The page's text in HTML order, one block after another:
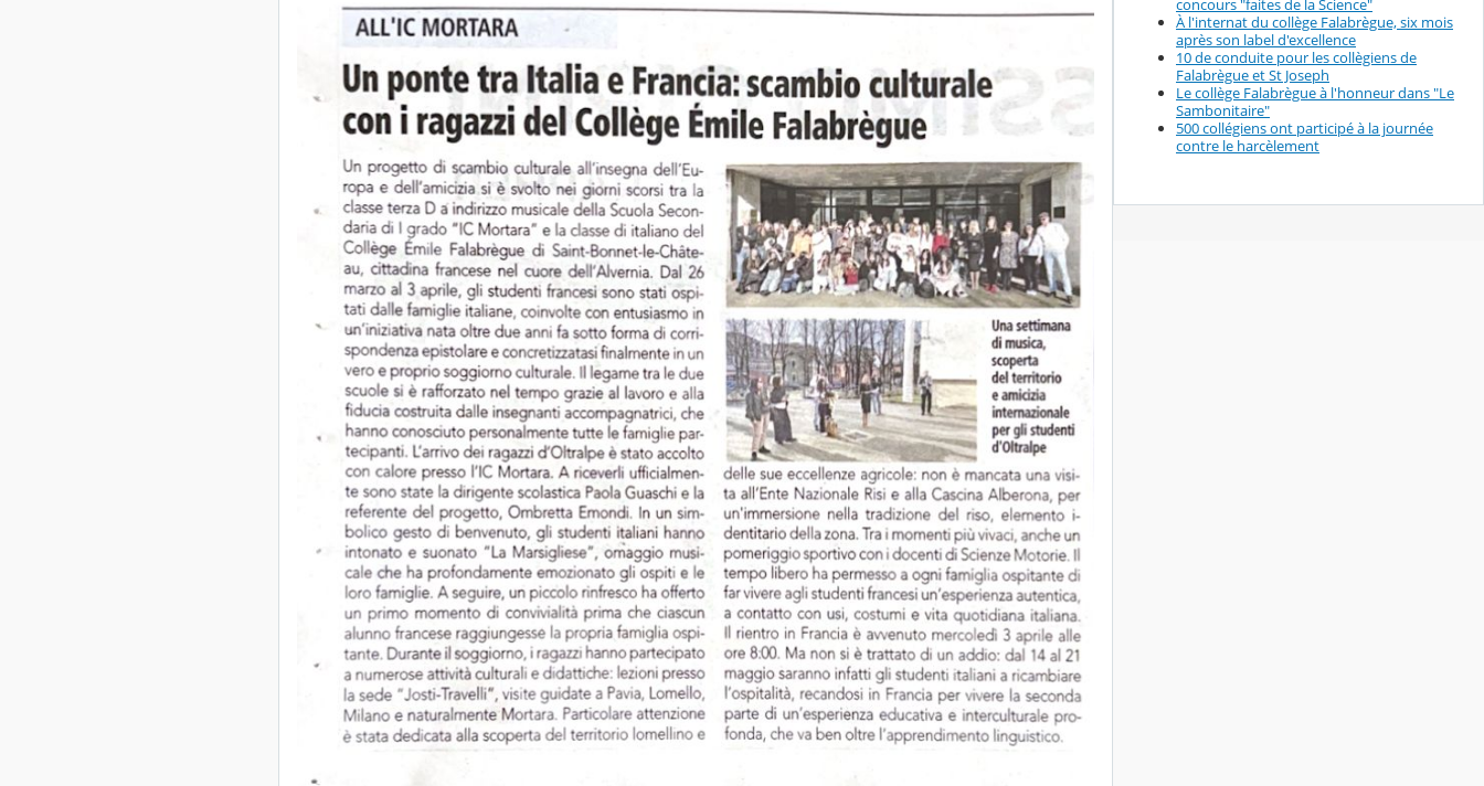
concours "faites de la Science"
À l'internat du collège Falabrègue, six mois
après son label d'excellence
10 de conduite pour les collègiens de
Falabrègue et St Joseph
Le collège Falabrègue à l'honneur dans "Le
Sambonitaire"
500 collégiens ont participé à la journée
contre le harcèlement